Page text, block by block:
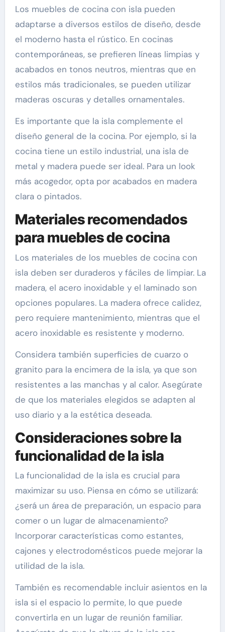
Los muebles de cocina con isla pueden
adaptarse a diversos estilos de diseño, desde
el moderno hasta el rústico. En cocinas
contemporáneas, se prefieren líneas limpias y
acabados en tonos neutros, mientras que en
estilos más tradicionales, se pueden utilizar
maderas oscuras y detalles ornamentales.
Es importante que la isla complemente el
diseño general de la cocina. Por ejemplo, si la
cocina tiene un estilo industrial, una isla de
metal y madera puede ser ideal. Para un look
más acogedor, opta por acabados en madera
clara o pintados.
Materiales recomendados
para muebles de cocina
Los materiales de los muebles de cocina con
isla deben ser duraderos y fáciles de limpiar. La
madera, el acero inoxidable y el laminado son
opciones populares. La madera ofrece calidez,
pero requiere mantenimiento, mientras que el
acero inoxidable es resistente y moderno.
Considera también superficies de cuarzo o
granito para la encimera de la isla, ya que son
resistentes a las manchas y al calor. Asegúrate
de que los materiales elegidos se adapten al
uso diario y a la estética deseada.
Consideraciones sobre la
funcionalidad de la isla
La funcionalidad de la isla es crucial para
maximizar su uso. Piensa en cómo se utilizará:
¿será un área de preparación, un espacio para
comer o un lugar de almacenamiento?
Incorporar características como estantes,
cajones y electrodomésticos puede mejorar la
utilidad de la isla.
También es recomendable incluir asientos en la
isla si el espacio lo permite, lo que puede
convertirla en un lugar de reunión familiar.